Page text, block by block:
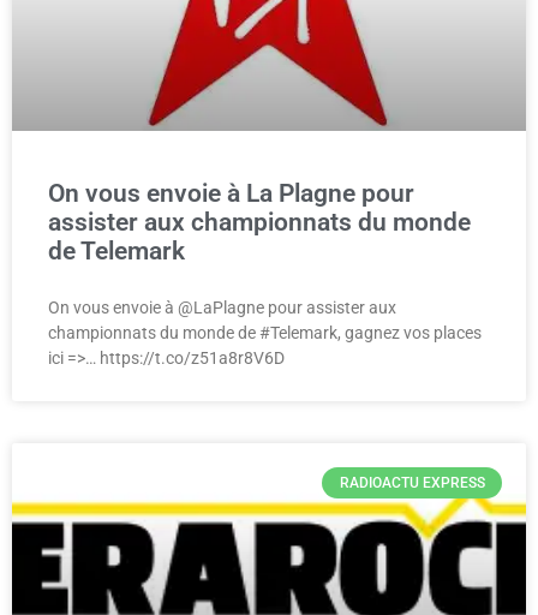
On vous envoie à La Plagne pour
assister aux championnats du monde
de Telemark
On vous envoie à @LaPlagne pour assister aux
championnats du monde de #Telemark, gagnez vos places
ici =>… https://t.co/z51a8r8V6D
RADIOACTU EXPRESS